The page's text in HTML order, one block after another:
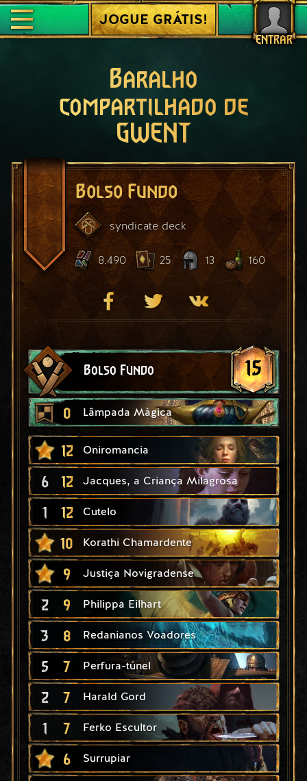
ENTRAR
JOGUE GRÁTIS!
Baralho
compartilhado de
GWENT
Bolso Fundo
syndicate deck
8.490 25 13 160
Bolso Fundo 15
0 Lâmpada Mágica
12 Oniromancia
6 12 Jacques, a Criança Milagrosa
1 12 Cutelo
10 Korathi Chamardente
9 Justiça Novigradense
2 9 Philippa Eilhart
3 8 Redanianos Voadores
5 7 Perfura-túnel
2 7 Harald Gord
1 7 Ferko Escultor
6 Surrupiar